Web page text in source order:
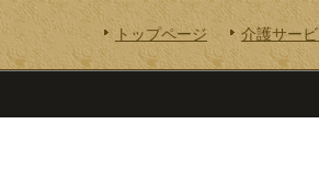
トップページ 介護サー